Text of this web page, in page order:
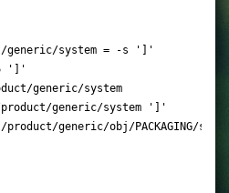
system = -s ']'
']'
generic/system
generic/system ']'
product/generic/obj/PACKAGING/